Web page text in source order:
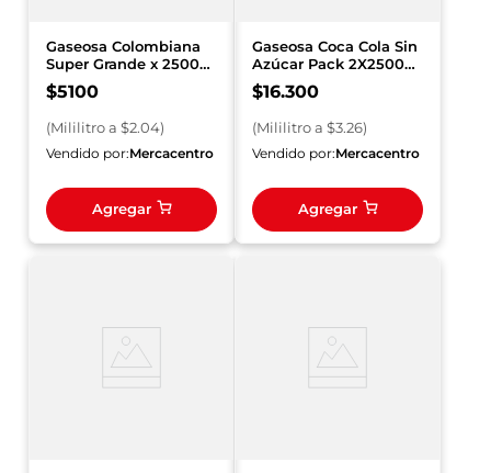
Gaseosa Colombiana
Super Grande x 2500
ml
$5100
(Mililitroa $2.04)
Vendido por:Mercacentro
Agregar
Gaseosa Coca Cola Sin
Azúcar Pack 2X2500
ml
$16.300
(Mililitroa $3.26)
Vendido por:Mercacentro
Agregar